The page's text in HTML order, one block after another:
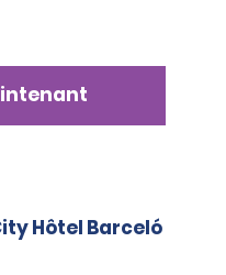
Hôtel Barceló